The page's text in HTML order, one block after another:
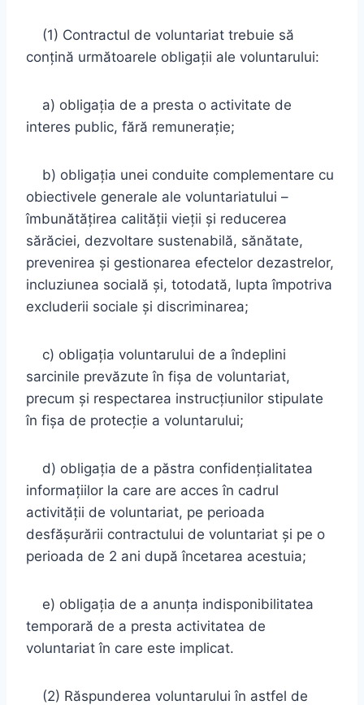
(1) Contractul de voluntariat trebuie să
conţină următoarele obligaţii ale voluntarului:
a) obligaţia de a presta o activitate de
interes public, fără remuneraţie;
b) obligaţia unei conduite complementare cu
obiectivele generale ale voluntariatului –
îmbunătăţirea calităţii vieţii şi reducerea
sărăciei, dezvoltare sustenabilă, sănătate,
prevenirea şi gestionarea efectelor dezastrelor,
incluziunea socială şi, totodată, lupta împotriva
excluderii sociale şi discriminarea;
c) obligaţia voluntarului de a îndeplini
sarcinile prevăzute în fişa de voluntariat,
precum şi respectarea instrucţiunilor stipulate
în fişa de protecţie a voluntarului;
d) obligaţia de a păstra confidenţialitatea
informaţiilor la care are acces în cadrul
activităţii de voluntariat, pe perioada
desfăşurării contractului de voluntariat şi pe o
perioada de 2 ani după încetarea acestuia;
e) obligaţia de a anunţa indisponibilitatea
temporară de a presta activitatea de
voluntariat în care este implicat.
(2) Răspunderea voluntarului în astfel de